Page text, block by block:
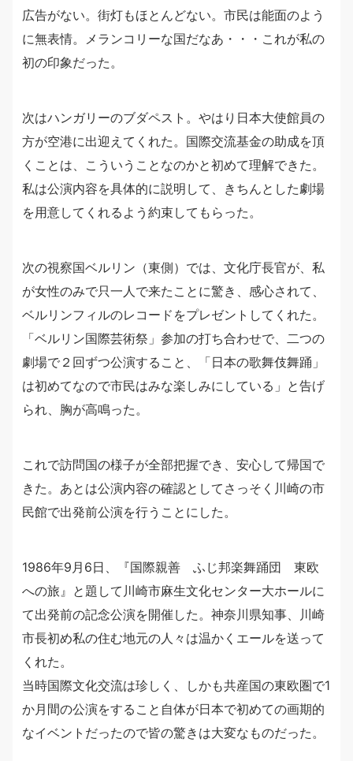
広告がない。街灯もほとんどない。市民は能面のよう
に無表情。メランコリーな国だなあ・・・これが私の
初の印象だった。
次はハンガリーのブダペスト。やはり日本大使館員の
方が空港に出迎えてくれた。国際交流基金の助成を頂
くことは、こういうことなのかと初めて理解できた。
私は公演内容を具体的に説明して、きちんとした劇場
を用意してくれるよう約束してもらった。
次の視察国ベルリン（東側）では、文化庁長官が、私
が女性のみで只一人で来たことに驚き、感心されて、
ベルリンフィルのレコードをプレゼントしてくれた。
「ベルリン国際芸術祭」参加の打ち合わせで、二つの
劇場で２回ずつ公演すること、「日本の歌舞伎舞踊」
は初めてなので市民はみな楽しみにしている」と告げ
られ、胸が高鳴った。
これで訪問国の様子が全部把握でき、安心して帰国で
きた。あとは公演内容の確認としてさっそく川崎の市
民館で出発前公演を行うことにした。
1986年9月6日、『国際親善 ふじ邦楽舞踊団 東欧
への旅』と題して川崎市麻生文化センター大ホールに
て出発前の記念公演を開催した。神奈川県知事、川崎
市長初め私の住む地元の人々は温かくエールを送って
くれた。
当時国際文化交流は珍しく、しかも共産国の東欧圏で1
か月間の公演をすること自体が日本で初めての画期的
なイベントだったので皆の驚きは大変なものだった。